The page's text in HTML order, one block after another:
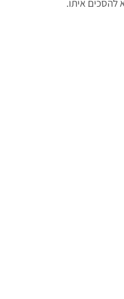
להסכים איתו.